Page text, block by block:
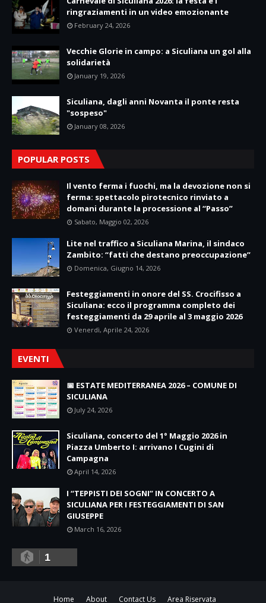
ringraziamenti in un video emozionante
February 24, 2026
Vecchie Glorie in campo: a Siculiana un gol alla
solidarietà
January 19, 2026
Siculiana, dagli anni Novanta il ponte resta
"sospeso"
January 08, 2026
POPULAR POSTS
Il vento ferma i fuochi, ma la devozione non si
ferma: spettacolo pirotecnico rinviato a
domani durante la processione al “Passo”
Sabato, Maggio 02, 2026
Lite nel traffico a Siculiana Marina, il sindaco
Zambito: “fatti che destano preoccupazione”
Domenica, Giugno 14, 2026
Festeggiamenti in onore del SS. Crocifisso a
Siculiana: ecco il programma completo dei
festeggiamenti da 29 aprile al 3 maggio 2026
Venerdì, Aprile 24, 2026
EVENTI
📅 ESTATE MEDITERRANEA 2026 – COMUNE DI
SICULIANA
July 24, 2026
Siculiana, concerto del 1° Maggio 2026 in
Piazza Umberto I: arrivano I Cugini di
Campagna
April 14, 2026
I “TEPPISTI DEI SOGNI” IN CONCERTO A
SICULIANA PER I FESTEGGIAMENTI DI SAN
GIUSEPPE
March 16, 2026
1
Home About Contact Us Area Riservata